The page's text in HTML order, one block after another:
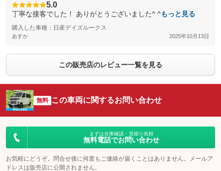
5.0
丁寧な接客でした！ ありがとうございました^ ^もっと見る
購入した車種：日産デイズルークス
あすか 2025年10月13日
この販売店のレビュー一覧を見る
無料 この車両に関するお問い合わせ
まずは在庫確認・見積り依頼
無料電話でお問い合わせ
お気軽にどうぞ。問合せ後に何度もご連絡が届くことはありません。メールア
ドレスは販売店に公開されません。